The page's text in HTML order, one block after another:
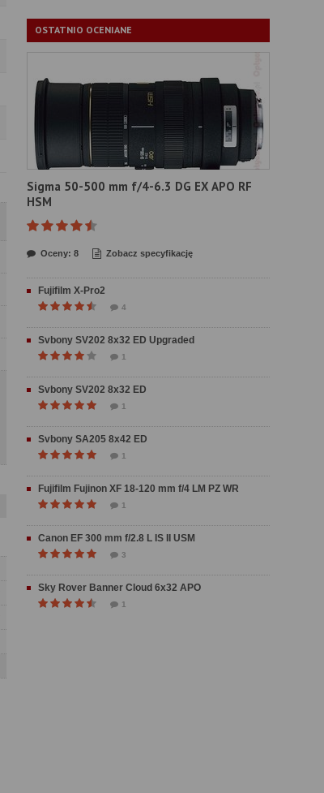
OSTATNIO OCENIANE
Sigma 50-500 mm f/4-6.3 DG EX APO RF
HSM
Oceny: 8 Zobacz specyfikację
Fujifilm X-Pro2
4
Svbony SV202 8x32 ED Upgraded
1
Svbony SV202 8x32 ED
1
Svbony SA205 8x42 ED
1
Fujifilm Fujinon XF 18-120 mm f/4 LM PZ WR
1
Canon EF 300 mm f/2.8 L IS II USM
3
Sky Rover Banner Cloud 6x32 APO
1